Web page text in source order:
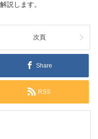
説します。
次頁
Share
RSS